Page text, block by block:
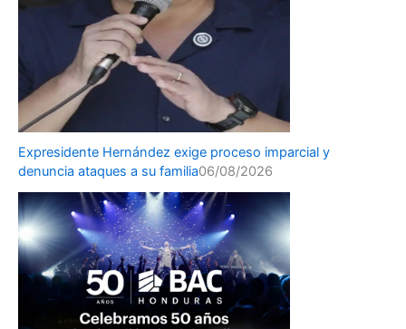
Expresidente Hernández exige proceso imparcial y
denuncia ataques a su familia06/08/2026